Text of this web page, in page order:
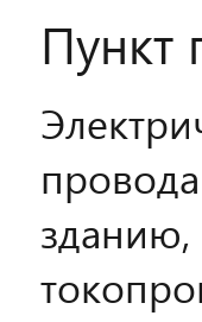
Пункт
зданию,